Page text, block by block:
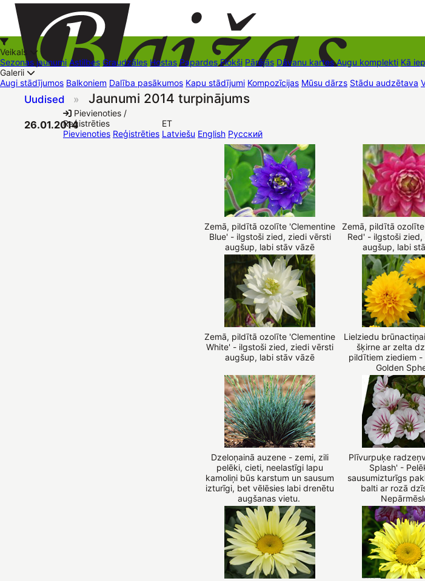
+37126545879 baizas@baizas.lv
Pievienoties /
Reģistrēties
Pievienoties Reģistrēties
ET
Latviešu English Русский
Veikals
Sezonas jaunumi Astilbes Graudzāles Hostas Papardes Flokši Pārējās Dāvanu kartes Augu komplekti Kā
Galerii
Augi stādījumos Balkoniem Dalība pasākumos Kapu stādījumi Kompozīcijas Mūsu dārzs Stādu audzētava
Uudised » Jaunumi 2014 turpinājums
26.01.2014
Zemā, pildītā ozolīte 'Clementine
Blue' - ilgstoši zied, ziedi vērsti
augšup, labi stāv vāzē
Zemā, pildītā
Red' - ilgstoši
augšup, labi
Zemā, pildītā ozolīte 'Clementine
White' - ilgstoši zied, ziedi vērsti
augšup, labi stāv vāzē
Lielziedu
šķirne ar zelta
pildītiem ziediem
Golden
Dzeloņainā auzene - zemi, zili
pelēki, cieti, neelastīgi lapu
kamoliņi būs karstum un sausum
izturīgi, bet vēlēsies labi drenētu
augšanas vietu.
Plīvurpuķe
Splash' -
sausumizturīgs
balti ar rozā